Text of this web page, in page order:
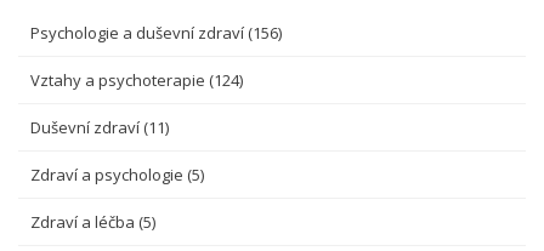
Psychologie a duševní zdraví (156)
Vztahy a psychoterapie (124)
Duševní zdraví (11)
Zdraví a psychologie (5)
Zdraví a léčba (5)